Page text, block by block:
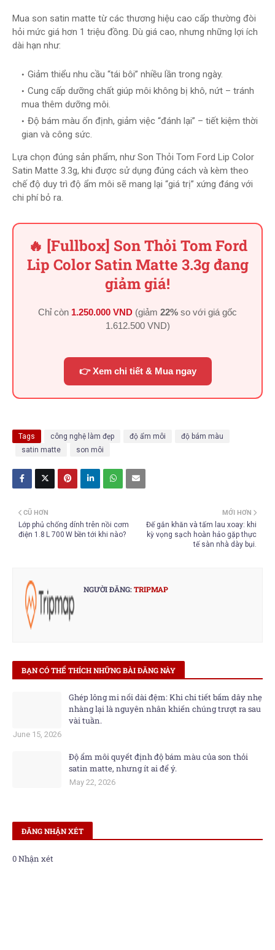
Mua son satin matte từ các thương hiệu cao cấp thường đòi
hỏi mức giá hơn 1 triệu đồng. Dù giá cao, nhưng những lợi ích
dài hạn như:
Giảm thiểu nhu cầu “tái bôi” nhiều lần trong ngày.
Cung cấp dưỡng chất giúp môi không bị khô, nứt – tránh
mua thêm dưỡng môi.
Độ bám màu ổn định, giảm việc “đánh lại” – tiết kiệm thời
gian và công sức.
Lựa chọn đúng sản phẩm, như Son Thỏi Tom Ford Lip Color
Satin Matte 3.3g, khi được sử dụng đúng cách và kèm theo
chế độ duy trì độ ẩm môi sẽ mang lại “giá trị” xứng đáng với
chi phí bỏ ra.
🔥 [Fullbox] Son Thỏi Tom Ford
Lip Color Satin Matte 3.3g đang
giảm giá!
Chỉ còn 1.250.000 VND (giảm 22% so với giá gốc
1.612.500 VND)
👉 Xem chi tiết & Mua ngay
Tags công nghệ làm đẹp độ ẩm môi
độ bám màu
satin matte
son môi
MỚI HƠN
Đế gắn khăn và tấm lau xoay: khi
kỳ vọng sạch hoàn hảo gặp thực
tế sàn nhà dày bụi.
CŨ HƠN
Lớp phủ chống dính trên nồi cơm
điện 1.8 L 700 W bền tới khi nào?
NGƯỜI ĐĂNG:TRIPMAP
BẠN CÓ THỂ THÍCH NHỮNG BÀI ĐĂNG NÀY
Ghép lông mi nối dài đệm: Khi chi tiết bấm dây nhẹ
nhàng lại là nguyên nhân khiến chúng trượt ra sau
vài tuần.
June 15, 2026
Độ ẩm môi quyết định độ bám màu của son thỏi
satin matte, nhưng ít ai để ý.
May 22, 2026
ĐĂNG NHẬN XÉT
0 Nhận xét